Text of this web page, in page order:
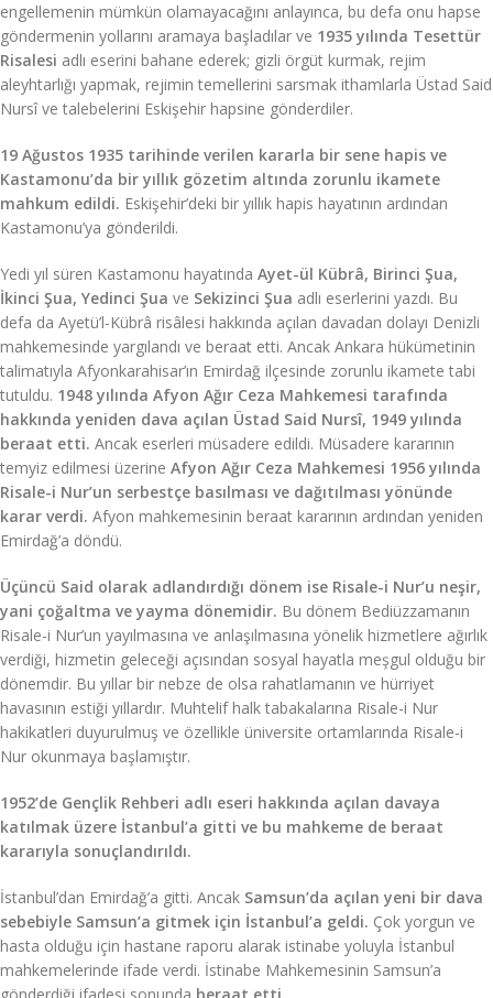
engellemenin mümkün olamayacağını anlayınca, bu defa onu hapse
göndermenin yollarını aramaya başladılar ve 1935 yılında Tesettür
Risalesi adlı eserini bahane ederek; gizli örgüt kurmak, rejim
aleyhtarlığı yapmak, rejimin temellerini sarsmak ithamlarla Üstad Said
Nursî ve talebelerini Eskişehir hapsine gönderdiler.
19 Ağustos 1935 tarihinde verilen kararla bir sene hapis ve
Kastamonu’da bir yıllık gözetim altında zorunlu ikamete
mahkum edildi. Eskişehir’deki bir yıllık hapis hayatının ardından
Kastamonu’ya gönderildi.
Yedi yıl süren Kastamonu hayatında Ayet-ül Kübrâ, Birinci Şua,
İkinci Şua, Yedinci Şua ve Sekizinci Şua adlı eserlerini yazdı. Bu
defa da Ayetü’l-Kübrâ risâlesi hakkında açılan davadan dolayı Denizli
mahkemesinde yargılandı ve beraat etti. Ancak Ankara hükümetinin
talimatıyla Afyonkarahisar’ın Emirdağ ilçesinde zorunlu ikamete tabi
tutuldu. 1948 yılında Afyon Ağır Ceza Mahkemesi tarafında
hakkında yeniden dava açılan Üstad Said Nursî, 1949 yılında
beraat etti. Ancak eserleri müsadere edildi. Müsadere kararının
temyiz edilmesi üzerine Afyon Ağır Ceza Mahkemesi 1956 yılında
Risale-i Nur’un serbestçe basılması ve dağıtılması yönünde
karar verdi. Afyon mahkemesinin beraat kararının ardından yeniden
Emirdağ’a döndü.
Üçüncü Said olarak adlandırdığı dönem ise Risale-i Nur’u neşir,
yani çoğaltma ve yayma dönemidir. Bu dönem Bediüzzamanın
Risale-i Nur’un yayılmasına ve anlaşılmasına yönelik hizmetlere ağırlık
verdiği, hizmetin geleceği açısından sosyal hayatla meşgul olduğu bir
dönemdir. Bu yıllar bir nebze de olsa rahatlamanın ve hürriyet
havasının estiği yıllardır. Muhtelif halk tabakalarına Risale-i Nur
hakikatleri duyurulmuş ve özellikle üniversite ortamlarında Risale-i
Nur okunmaya başlamıştır.
1952’de Gençlik Rehberi adlı eseri hakkında açılan davaya
katılmak üzere İstanbul’a gitti ve bu mahkeme de beraat
kararıyla sonuçlandırıldı.
İstanbul’dan Emirdağ’a gitti. Ancak Samsun’da açılan yeni bir dava
sebebiyle Samsun’a gitmek için İstanbul’a geldi. Çok yorgun ve
hasta olduğu için hastane raporu alarak istinabe yoluyla İstanbul
mahkemelerinde ifade verdi. İstinabe Mahkemesinin Samsun’a